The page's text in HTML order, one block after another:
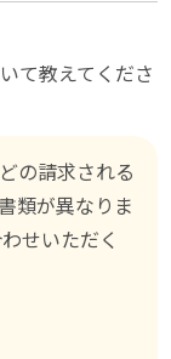
て教えてくださ
の請求される
類が異なりま
せいただく